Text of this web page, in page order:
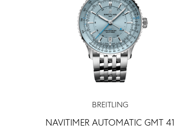
BREITLING
NAVITIMER AUTOMATIC GMT 41